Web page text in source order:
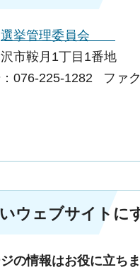
選挙管理委員会
市鞍月1丁目1番地
076-225-1282
ファ
ウェブサイトに
の情報はお役に立ち